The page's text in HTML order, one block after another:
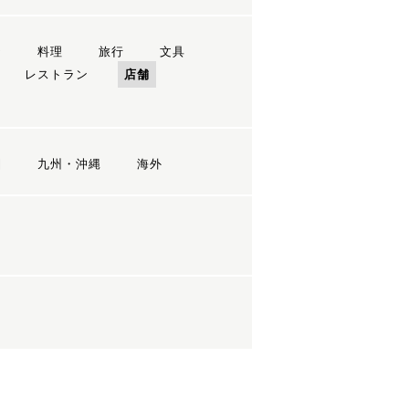
料理 旅行
文具
レストラン
店舗
九州・沖縄 海外